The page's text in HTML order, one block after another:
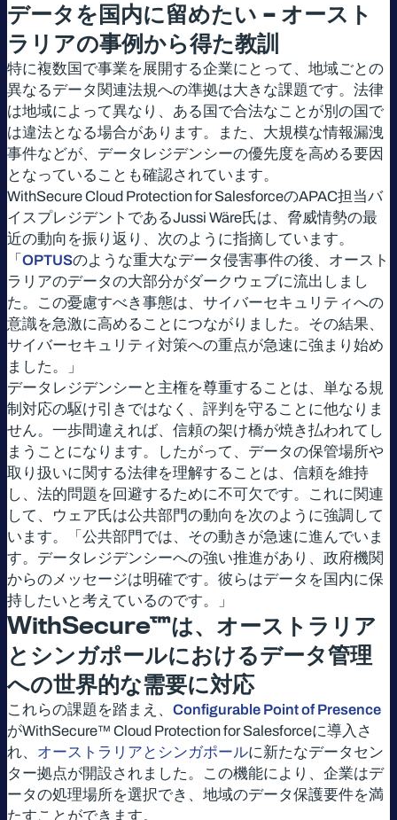
データを国内に留めたい – オースト
ラリアの事例から得た教訓
特に複数国で事業を展開する企業にとって、地域ごとの
異なるデータ関連法規への準拠は大きな課題です。法律
は地域によって異なり、ある国で合法なことが別の国で
は違法となる場合があります。また、大規模な情報漏洩
事件などが、データレジデンシーの優先度を高める要因
となっていることも確認されています。
WithSecure Cloud Protection for SalesforceのAPAC担当バ
イスプレジデントであるJussi Wäre氏は、脅威情勢の最
近の動向を振り返り、次のように指摘しています。
「 OPTUSのような重大なデータ侵害事件の後、オースト
ラリアのデータの大部分がダークウェブに流出しまし
た。この憂慮すべき事態は、サイバーセキュリティへの
意識を急激に高めることにつながりました。その結果、
サイバーセキュリティ対策への重点が急速に強まり始め
ました。」
データレジデンシーと主権を尊重することは、単なる規
制対応の駆け引きではなく、評判を守ることに他なりま
せん。一歩間違えれば、信頼の架け橋が焼き払われてし
まうことになります。したがって、データの保管場所や
取り扱いに関する法律を理解することは、信頼を維持
し、法的問題を回避するために不可欠です。これに関連
して、ウェア氏は公共部門の動向を次のように強調して
います。「公共部門では、その動きが急速に進んでいま
す。データレジデンシーへの強い推進があり、政府機関
からのメッセージは明確です。彼らはデータを国内に保
持したいと考えているのです。」
WithSecure™は、オーストラリア
とシンガポールにおけるデータ管理
への世界的な需要に対応
これらの課題を踏まえ、 Configurable Point of Presence
がWithSecure™ Cloud Protection for Salesforceに導入さ
れ、 オーストラリアとシンガポールに新たなデータセン
ター拠点が開設されました。この機能により、企業はデ
ータの処理場所を選択でき、地域のデータ保護要件を満
たすことができます。